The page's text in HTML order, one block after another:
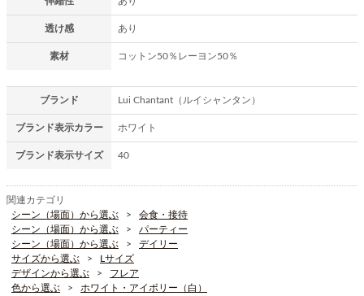
透け感 あり
素材 コットン50％レーヨン50％
ブランド Lui Chantant（ルイシャンタン）
ブランド表示カラー ホワイト
ブランド表示サイズ 40
関連カテゴリ
シーン（場面）から選ぶ
会食・接待
シーン（場面）から選ぶ
パーティー
シーン（場面）から選ぶ
デイリー
サイズから選ぶ
Lサイズ
デザインから選ぶ
フレア
色から選ぶ
ホワイト・アイボリー（白）